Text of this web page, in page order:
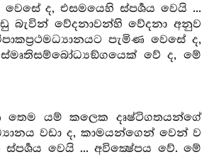
ද, එසමයෙහි ස්පර්‍ශය වෙයි ...
වේදනාවන්හි වේදනා අනුව
පැමිණ වෙසේ ද,
ස්මෘතිසම්බෝධ්‍යඞ්ගයෙක් වේ ද, මේ
යම් කලෙක දෘෂ්ටිගතයන්ගේ
වඩා ද, කාමයන්ගෙන් වෙන් ව
වෙයි ... අවික්‍ෂේපය වේ. මේ